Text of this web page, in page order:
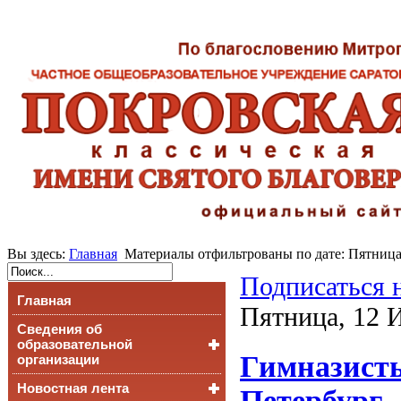
Вы здесь: Главная Материалы отфильтрованы по дате:
Главная
Сведения об
образовательной
организации
Основные сведения
Новостная лента
Подписаться
Пятница, 12